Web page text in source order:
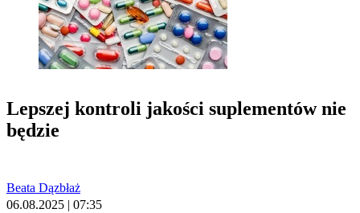
Lepszej kontroli jakości suplementów nie
będzie
Beata Dązbłaż
06.08.2025 | 07:35